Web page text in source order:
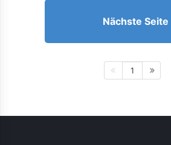
Nächste Seite
1